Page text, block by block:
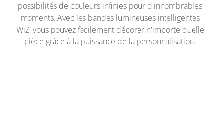
possibilités de couleurs infinies pour d'innombrables
moments. Avec les bandes lumineuses intelligentes
WiZ, vous pouvez facilement décorer n'importe quelle
pièce grâce à la puissance de la personnalisation.